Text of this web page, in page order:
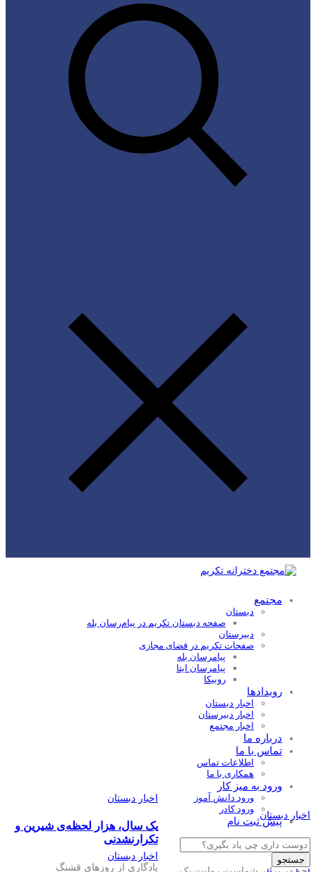
مجتمع
دبستان
صفحه دبستان تکریم در پیام‌رسان بله
دبیرستان
صفحات تکریم در فضای مجازی
پیامرسان بله
پیامرسان ایتا
روبیکا
رویدادها
اخبار دبستان
اخبار دبیرستان
اخبار مجتمع
درباره ما
تماس با ما
اطلاعات تماس
همکاری با ما
ورود به میز کار
ورود دانش آموز
ورود کادر
پیش ثبت نام
Products
search
جستجو
اخبار دبستان
یک سال، هزار لحظه‌ی شیرین و
تکرارنشدنی
یادگاری از روزهای قشنگ
اخبار دبستان
سرود میدانی 2
اخبار دبستان